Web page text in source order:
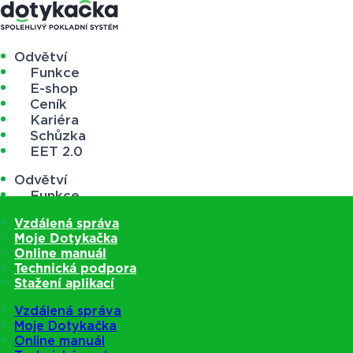
Odvětví
Funkce
E-shop
Ceník
Kariéra
Schůzka
EET 2.0
Odvětví
Funkce
Ceník
Kariéra
Schůzka
EET 2.0
Vzdálená správa
Moje Dotykačka
Online manuál
Technická podpora
Stažení aplikací
Vzdálená správa
Moje Dotykačka
Online manuál